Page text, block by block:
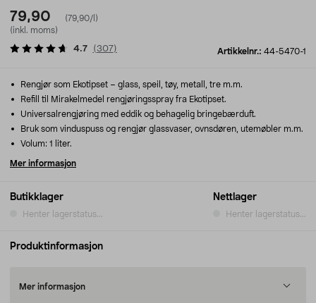
79,90
(79,90/l)
(inkl. moms)
Artikkelnr.: 44-5470-1
4.7 (307)
Butikklager
Henter lagerstatus...
Nettlager
Henter lagerstatus...
Rengjør som Ekotipset – glass, speil, tøy, metall, tre m.m.
Refill til Mirakelmedel rengjøringsspray fra Ekotipset.
Universalrengjøring med eddik og behagelig bringebærduft.
Bruk som vinduspuss og rengjør glassvaser, ovnsdøren, utemøbler m.m.
Volum: 1 liter.
Mer informasjon
Produktinformasjon
Mer informasjon